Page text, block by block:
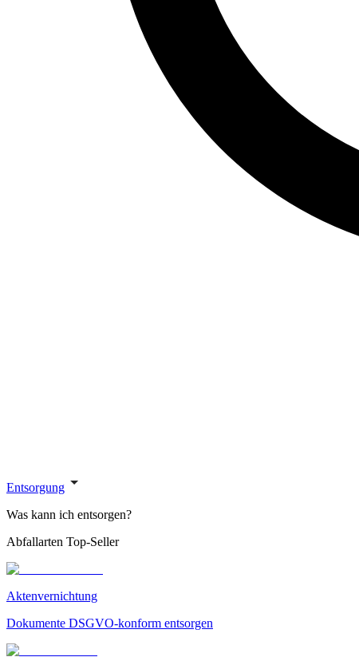
Entsorgung
Was kann ich entsorgen?
Abfallarten Top-Seller
Aktenvernichtung
Dokumente DSGVO-konform entsorgen